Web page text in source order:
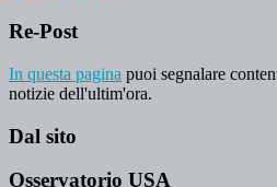
Re-Post
In questa pagina puoi segnalare
notizie dell'ultim'ora.
Dal sito
Osservatorio USA